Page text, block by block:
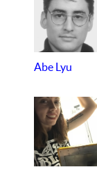
Abe Lyu